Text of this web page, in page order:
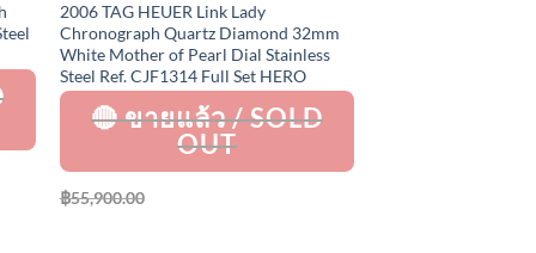
2006 TAG HEUER Link Lady
Chronograph Quartz Diamond 32mm
White Mother of Pearl Dial Stainless
Steel Ref. CJF1314 Full Set HERO
฿55,900.00